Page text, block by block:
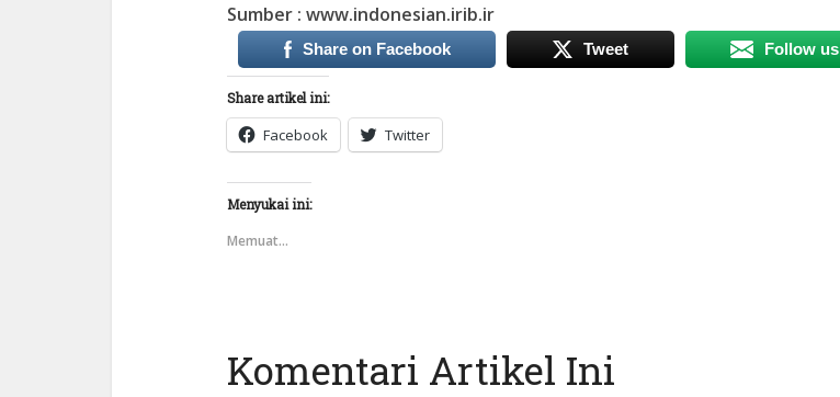
Sumber : www.indonesian.irib.ir
Share on Facebook Tweet Follow us
Share artikel ini:
Facebook Twitter
Menyukai ini:
Memuat...
Komentari Artikel Ini